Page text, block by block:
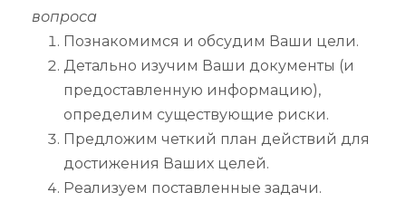
вопроса
Познакомимся и обсудим Ваши цели.
Детально изучим Ваши документы (и
предоставленную информацию),
определим существующие риски.
Предложим четкий план действий для
достижения Ваших целей.
Реализуем поставленные задачи.